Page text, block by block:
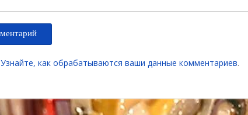
Узнайте, как обрабатываются ваши данные комментариев.